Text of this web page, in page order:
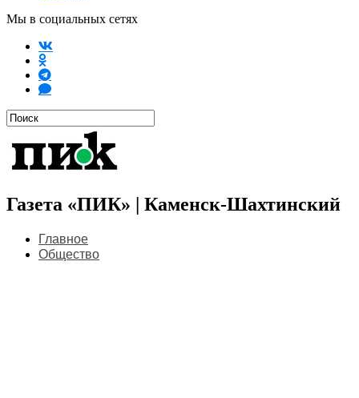
Мы в социальных сетях
Газета «ПИК» | Каменск-Шахтинский
Главное
Общество